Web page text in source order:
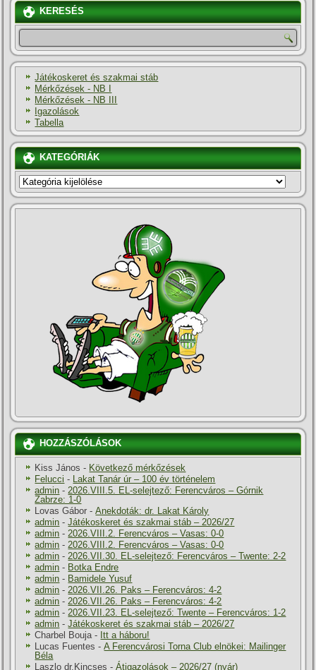
KERESÉS
Játékoskeret és szakmai stáb
Mérkőzések - NB I
Mérkőzések - NB III
Igazolások
Tabella
KATEGÓRIÁK
KATEGÓRIÁK
HOZZÁSZÓLÁSOK
Kiss János - Következő mérkőzések
Felucci - Lakat Tanár úr – 100 év történelem
admin -2026.VIII.5. EL-selejtező: Ferencváros – Górnik
Zabrze: 1-0
Lovas Gábor -Anekdoták: dr. Lakat Károly
admin -Játékoskeret és szakmai stáb – 2026/27
admin -2026.VIII.2. Ferencváros – Vasas: 0-0
admin -2026.VIII.2. Ferencváros – Vasas: 0-0
admin -2026.VII.30. EL-selejtező: Ferencváros – Twente: 2-2
admin - Botka Endre
admin - Bamidele Yusuf
admin -2026.VII.26. Paks – Ferencváros: 4-2
admin -2026.VII.26. Paks – Ferencváros: 4-2
admin -2026.VII.23. EL-selejtező: Twente – Ferencváros: 1-2
admin -Játékoskeret és szakmai stáb – 2026/27
Charbel Bouja- Itt a háboru!
Lucas Fuentes -A Ferencvárosi Torna Club elnökei: Mailinger
Béla
Laszlo dr.Kincses -Átigazolások – 2026/27 (nyár)